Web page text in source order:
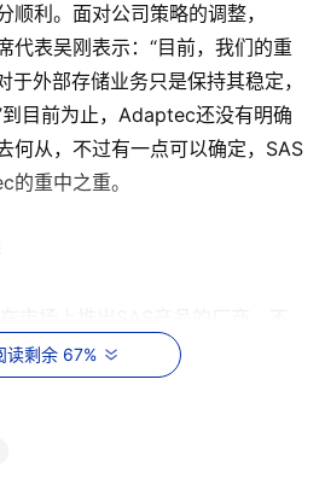
顺利。面对公司策略的调整，
代表吴刚表示：“目前，我们的重
于外部存储业务只是保持其稳定，
目前为止，Adaptec还没有明确
何从，不过有一点可以确定，SAS
重中之重。
凡，发布了包括SAS HBA、RAID
统在内的最宽广的SAS产品线。
术，SAS不仅在功能上可与
读剩余 67%